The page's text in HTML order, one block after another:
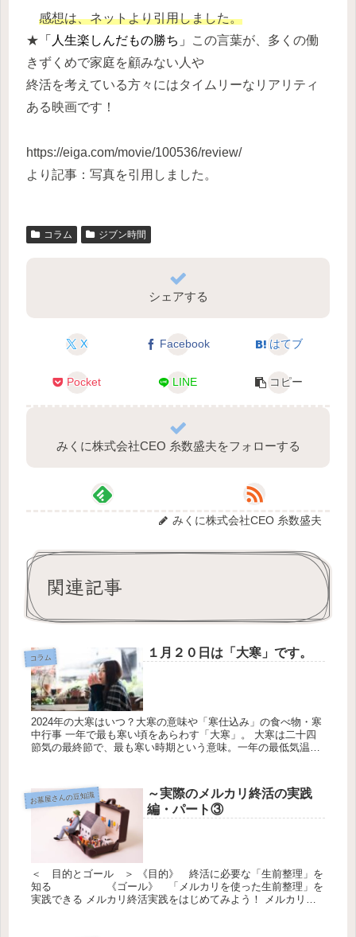
感想は、ネットより引用しました。
★ 「人生楽しんだもの勝ち」 こ の言葉が、多くの働
きずくめで家庭を顧みない人や
終活を考えている方々にはタイムリーなリアリティ
ある映画です！
https://eiga.com/movie/100536/review/
より記事：写真を引用しました。
コラム ジブン時間
シェアする
X Facebook はてブ
Pocket LINE コピー
みくに株式会社CEO 糸数盛夫をフォローする
みくに株式会社CEO 糸数盛夫
関連記事
コラム １月２０日は「大寒」です。
2024年の大寒はいつ？大寒の意味や「寒仕込み」の食べ物・寒
中行事 一年で最も寒い頃をあらわす「大寒」。 大寒は二十四
節気の最終節で、最も寒い時期という意味。一年の最低気温も
お墓屋さんの豆知識
～実際のメルカリ終活の実践
編・パート③
＜ 目的とゴール ＞ 《目的》 終活に必要な「生前整理」を
知る 《ゴール》 「メルカリを使った生前整理」を
実践できる メルカリ終活実践をはじめてみよう！ メルカリ準